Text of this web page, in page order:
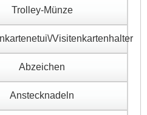
Trolley-Münze
Visitenkartenhalter
Abzeichen
Anstecknadeln